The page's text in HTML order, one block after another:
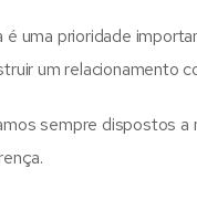
é uma prioridade
um relacionamento
sempre dispostos a